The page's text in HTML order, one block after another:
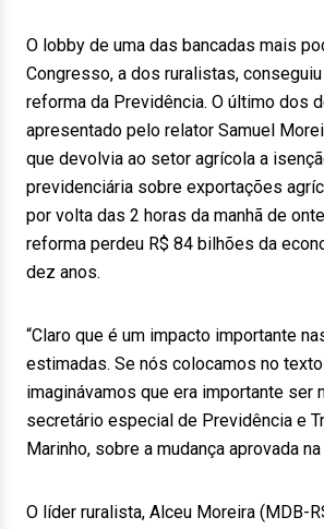
O lobby de uma das bancadas mais
Congresso, a dos ruralistas,
reforma da Previdência. O último dos
apresentado pelo relator Samuel
que devolvia ao setor agrícola a
previdenciária sobre exportações
por volta das 2 horas da manhã de
reforma perdeu R$ 84 bilhões da
dez anos.
“Claro que é um impacto importante
estimadas. Se nós colocamos no
imaginávamos que era importante ser
secretário especial de Previdência e
Marinho, sobre a mudança aprovada
O líder ruralista, Alceu Moreira (MDB-